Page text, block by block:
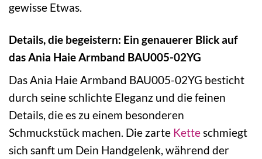
gewisse Etwas.
Details, die begeistern: Ein genauerer Blick auf
das Ania Haie Armband BAU005-02YG
Das Ania Haie Armband BAU005-02YG besticht
durch seine schlichte Eleganz und die feinen
Details, die es zu einem besonderen
Schmuckstück machen. Die zarte Ketteschmiegt
sich sanft um Dein Handgelenk, während der